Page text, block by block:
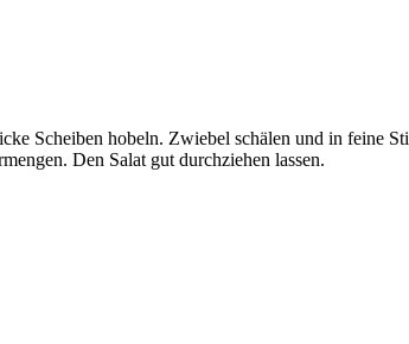
Scheiben hobeln. Zwiebel schälen und in feine
Den Salat gut durchziehen lassen.